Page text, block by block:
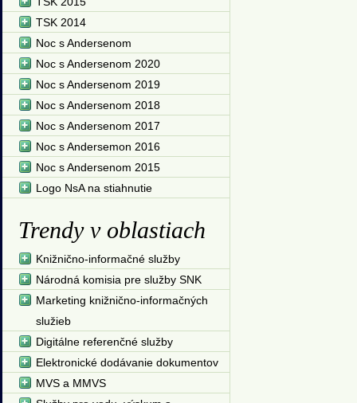
TSK 2014
Noc s Andersenom
Noc s Andersenom 2020
Noc s Andersenom 2019
Noc s Andersenom 2018
Noc s Andersenom 2017
Noc s Andersemon 2016
Noc s Andersenom 2015
Logo NsA na stiahnutie
Trendy v oblastiach
Knižnično-informačné služby
Národná komisia pre služby SNK
Marketing knižnično-informačných
služieb
Digitálne referenčné služby
Elektronické dodávanie dokumentov
MVS a MMVS